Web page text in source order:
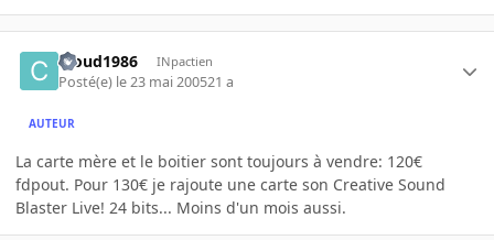
Cloud1986 INpactien
Posté(e) le 23 mai 200521 a
AUTEUR
La carte mère et le boitier sont toujours à vendre: 120€
fdpout. Pour 130€ je rajoute une carte son Creative Sound
Blaster Live! 24 bits... Moins d'un mois aussi.